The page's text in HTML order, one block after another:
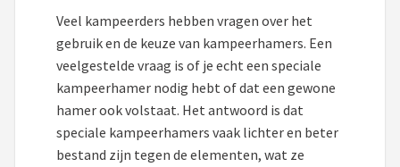
Veel kampeerders hebben vragen over het
gebruik en de keuze van kampeerhamers. Een
veelgestelde vraag is of je echt een speciale
kampeerhamer nodig hebt of dat een gewone
hamer ook volstaat. Het antwoord is dat
speciale kampeerhamers vaak lichter en beter
bestand zijn tegen de elementen, wat ze